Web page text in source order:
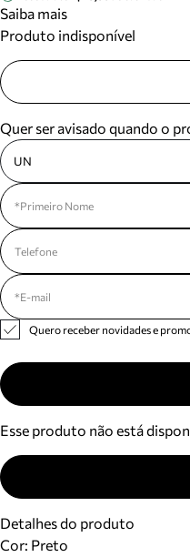
Saiba mais
Produto indisponível
Quer ser avisado quando o
UN
Quero receber novidades e
Esse produto não está
Detalhes do produto
Cor: Preto